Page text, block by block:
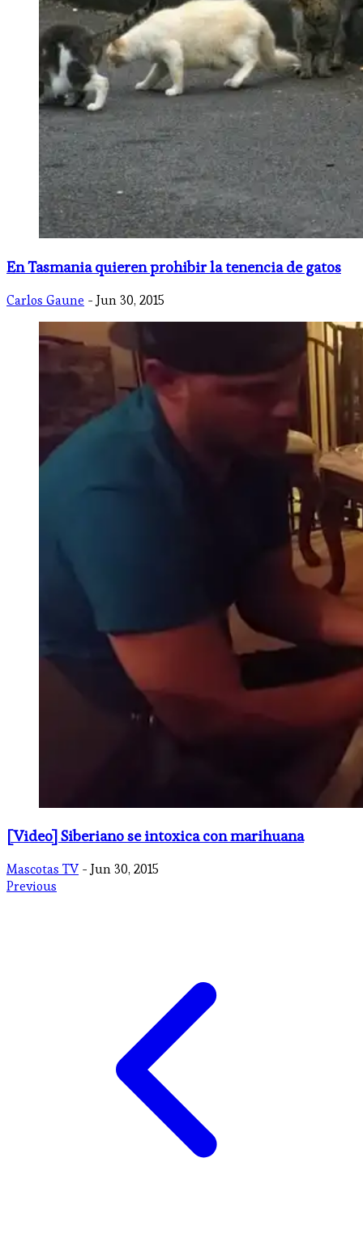
En Tasmania quieren prohibir la tenencia de gatos
Carlos Gaune - Jun 30, 2015
[Video] Siberiano se intoxica con marihuana
Mascotas TV - Jun 30, 2015
Previous